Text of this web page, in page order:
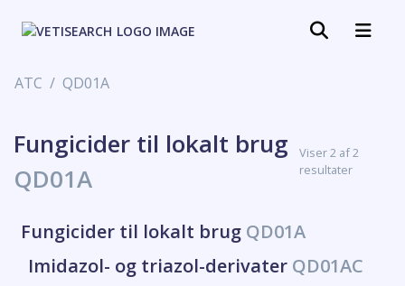
ATC QD01A
Fungicider til lokalt brug
QD01A
Viser 2 af 2
resultater
Fungicider til lokalt brug QD01A
Imidazol- og triazol-derivater QD01AC